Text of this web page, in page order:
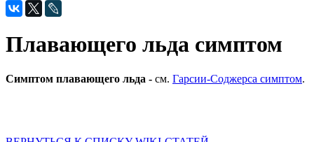
Плавающего льда симптом
Симптом плавающего льда - см. Гарсии-Соджерса симптом.